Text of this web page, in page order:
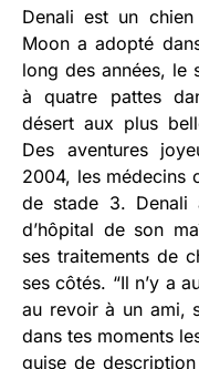
Denali est un
Moon a adopté
long des années, le
à quatre pattes
désert aux plus
Des aventures
2004, les médecins
de stade 3. Denali
d’hôpital de son
ses traitements de
ses côtés. “Il n’y a
au revoir à un ami,
dans tes moments
guise de